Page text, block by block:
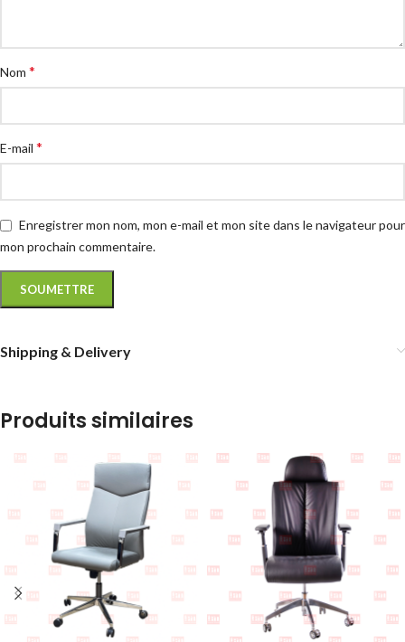
Nom *
E-mail *
Enregistrer mon nom, mon e-mail et mon site dans le navigateur pour
mon prochain commentaire.
Shipping & Delivery
Produits similaires